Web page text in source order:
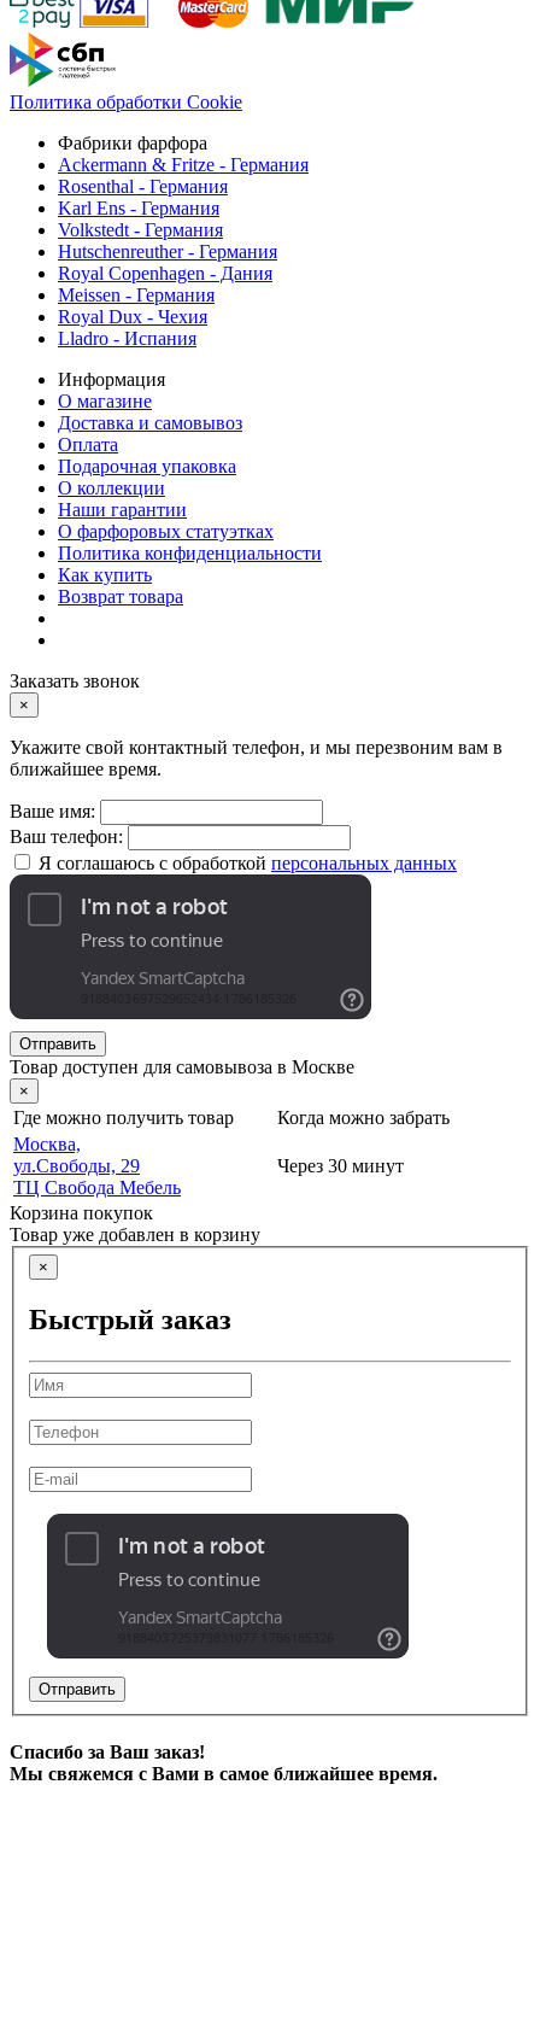
Политика обработки Cookie
Фабрики фарфора
Ackermann & Fritze - Германия
Rosenthal - Германия
Karl Ens - Германия
Volkstedt - Германия
Hutschenreuther - Германия
Royal Copenhagen - Дания
Meissen - Германия
Royal Dux - Чехия
Lladro - Испания
Информация
О магазине
Доставка и самовывоз
Оплата
Подарочная упаковка
О коллекции
Наши гарантии
О фарфоровых статуэтках
Политика конфиденциальности
Как купить
Возврат товара
Заказать звонок
×
Укажите свой контактный телефон, и мы перезвоним вам в
ближайшее время.
Ваше имя:
Ваш телефон:
Я соглашаюсь с обработкой персональных данных
Отправить
Товар доступен для самовывоза в Москве
×
Где можно получить товар
Когда можно забрать
Москва,
ул.Свободы, 29
ТЦ Свобода Мебель
Через 30 минут
Корзина покупок
Товар уже добавлен в корзину
×
Быстрый заказ
Отправить
Спасибо за Ваш заказ!
Мы свяжемся с Вами в самое ближайшее время.